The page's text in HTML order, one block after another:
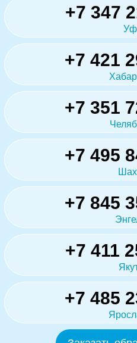
+7 347
+7 421
+7 351
+7 495
+7 845
+7 411
+7 485